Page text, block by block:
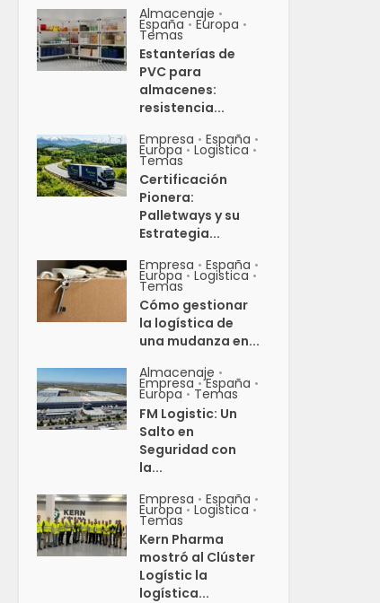
Almacenaje •
España • Europa •
Temas
Estanterías de
PVC para
almacenes:
resistencia...
Empresa • España •
Europa • Logistica •
Temas
Certificación
Pionera:
Palletways y su
Estrategia...
Empresa • España •
Europa • Logistica •
Temas
Cómo gestionar
la logística de
una mudanza en...
Almacenaje •
Empresa • España •
Europa • Temas
FM Logistic: Un
Salto en
Seguridad con
la...
Empresa • España •
Europa • Logistica •
Temas
Kern Pharma
mostró al Clúster
Logístic la
logística...